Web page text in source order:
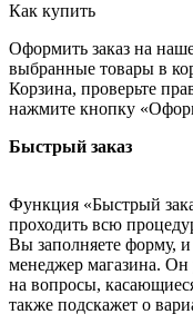
Как купить
Оформить заказ на
выбранные товары в
Корзина, проверьте
нажмите кнопку
Быстрый заказ
Функция «Быстрый
проходить всю
Вы заполняете форму, и
менеджер магазина. Он
на вопросы,
также подскажет о